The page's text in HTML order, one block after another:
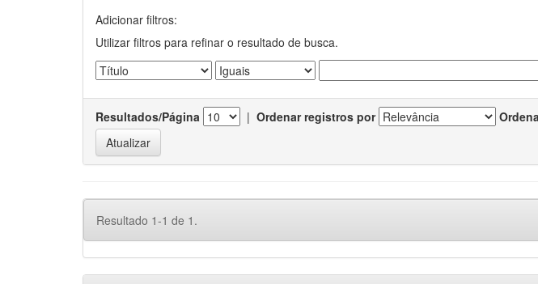
Adicionar filtros:
Utilizar filtros para refinar o resultado de busca.
Resultados/Página | Ordenar registros por
Resultado 1-1 de 1.